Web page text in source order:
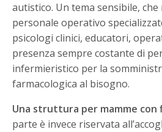
autistico. Un tema sensibile, che
personale operativo
psicologi clinici, educatori,
presenza sempre costante di
infermieristico per la
farmacologica al bisogno.
Una struttura per mamme con
parte è invece riservata